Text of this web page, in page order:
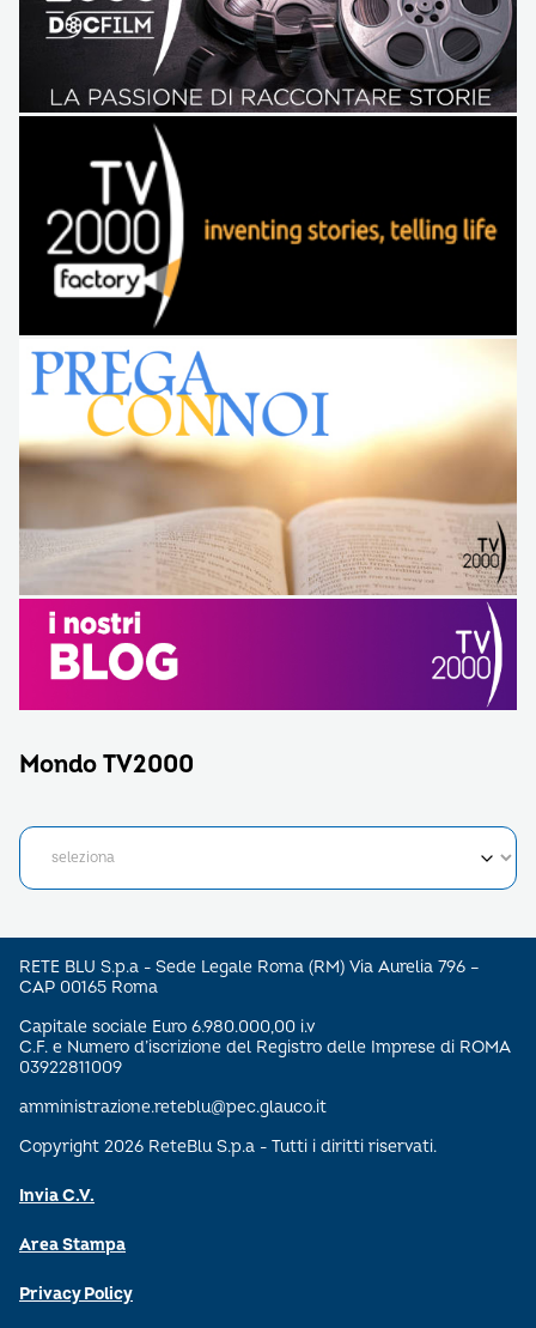
Mondo TV2000
RETE BLU S.p.a - Sede Legale Roma (RM) Via Aurelia 796 –
CAP 00165 Roma
Capitale sociale Euro 6.980.000,00 i.v
C.F. e Numero d’iscrizione del Registro delle Imprese di ROMA
03922811009
amministrazione.reteblu@pec.glauco.it
Copyright 2026 ReteBlu S.p.a - Tutti i diritti riservati.
Invia C.V.
Area Stampa
Privacy Policy